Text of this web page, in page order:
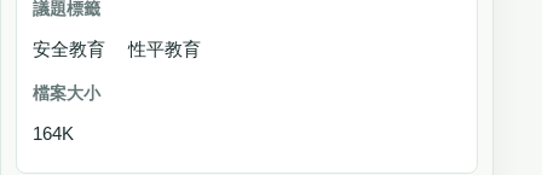
安全教育 性平教育
164K